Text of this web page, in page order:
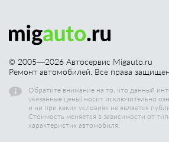
© 2005—2026 Автосервис Migauto.ru
Ремонт автомобилей. Все права
Обратите внимание на то, что данный
указанные цены) носит исключительно
и ни при каких условиях не является
Стоимость меняется в зависимости от
характеристик автомобиля.